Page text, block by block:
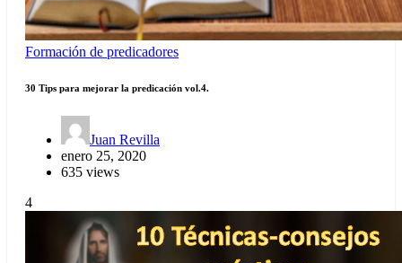
Formación de predicadores
30 Tips para mejorar la predicación vol.4.
Juan Revilla
enero 25, 2020
635 views
4